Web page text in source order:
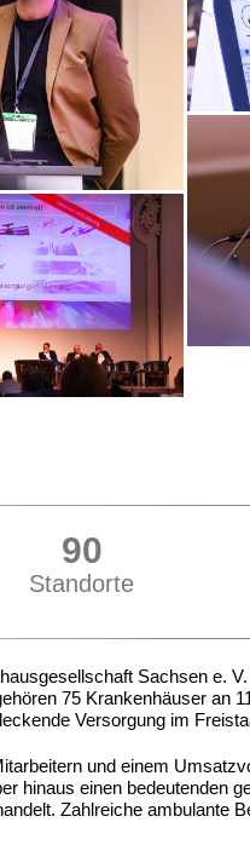
116
Standorte
Sachsen e.
75 Krankenhäuser an
Versorgung im
und einem
hinaus einen bedeutenden
Zahlreiche ambulante